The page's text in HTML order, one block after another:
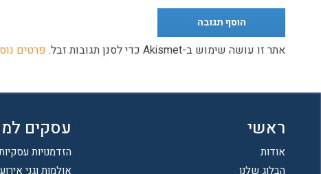
אתר זו עושה שימוש ב-Akismet כדי לסנן תגובות זבל. פרטים
ראשי
אודות
הבלוג שלנו
עסקים
הזדמנויות
אולמות וגני